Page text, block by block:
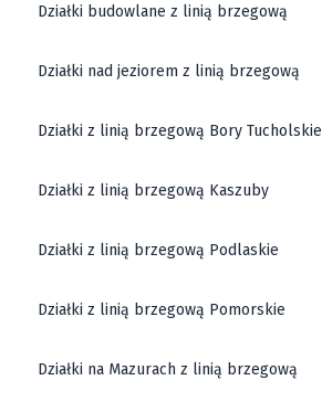
Działki budowlane z linią brzegową
Działki nad jeziorem z linią brzegową
Działki z linią brzegową Bory Tucholskie
Działki z linią brzegową Kaszuby
Działki z linią brzegową Podlaskie
Działki z linią brzegową Pomorskie
Działki na Mazurach z linią brzegową